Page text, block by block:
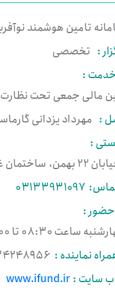
تامین هوشمند
: تخصصی
:
مالی جمعی تحت نظارت
: مهرداد یزدانی
:
واحد ۰۰۲
:
ساعت 08:30 تا 17:00
نماینده :
سایت : www.ifund.ir